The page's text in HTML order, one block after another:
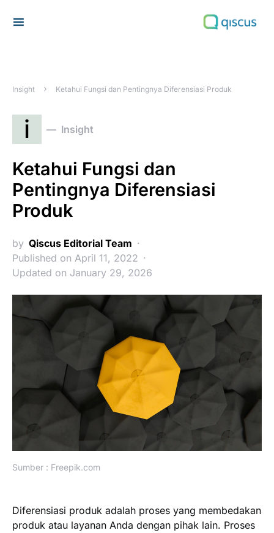
Insight Ketahui Fungsi dan Pentingnya Diferensiasi Produk
i Insight
Ketahui Fungsi dan
Pentingnya Diferensiasi
Produk
by Qiscus Editorial Team
Published on April 11, 2022
Updated on January 29, 2026
Sumber : Freepik.com
Diferensiasi produk adalah proses yang membedakan
produk atau layanan Anda dengan pihak lain. Proses